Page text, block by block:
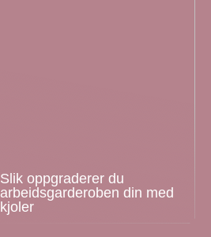
Slik oppgraderer du
arbeidsgarderoben din med
kjoler